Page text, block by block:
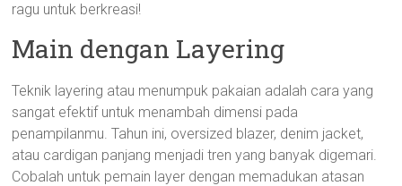
ragu untuk berkreasi!
Main dengan Layering
Teknik layering atau menumpuk pakaian adalah cara yang
sangat efektif untuk menambah dimensi pada
penampilanmu. Tahun ini, oversized blazer, denim jacket,
atau cardigan panjang menjadi tren yang banyak digemari.
Cobalah untuk pemain layer dengan memadukan atasan